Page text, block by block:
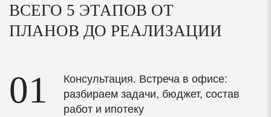
ОКНА И ДВЕРИ
Профиль Rehau Grazio толщиной 70мм
ВСЕГО 5 ЭТАПОВ ОТ
ПЛАНОВ ДО РЕАЛИЗАЦИИ
01
Консультация. Встреча в офисе:
разбираем задачи, бюджет, состав
работ и ипотеку